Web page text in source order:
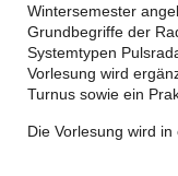
Wintersemester
Grundbegriffe der
Systemtypen
Vorlesung wird
Turnus sowie ein
Die Vorlesung wird